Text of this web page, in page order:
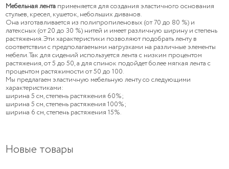
Мебельная лента применяется для создания эластичного основания
стульев, кресел, кушеток, небольших диванов.
Она изготавливается из полипропиленовых (от 70 до 80 %) и
латексных (от 20 до 30 %) нитей и имеет различную ширину и степень
растяжения. Эти характеристики позволяют подобрать ленту в
соответствии с предполагаемыми нагрузками на различные элементы
мебели. Так для сидений используется лента с низким процентом
растяжения, от 5 до 50, а для спинок подойдет более мягкая лента с
процентом растяжимости от 50 до 100.
Мы предлагаем эластичную мебельную ленту со следующими
характеристиками:
ширина 5 см, степень растяжения 60%;
ширина 5 см, степень растяжения 100%;
ширина 6 см, степень растяжения 15%.
Новые товары